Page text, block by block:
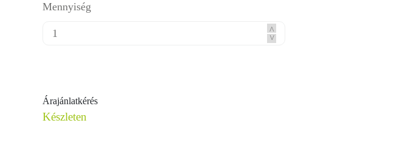
Mennyiség
^
^
Árajánlatkérés
Készleten